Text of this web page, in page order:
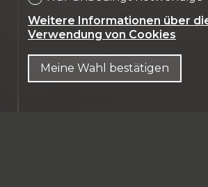
Marly
Weitere Informationen über
Verwendung von Cookies
Meine Wahl bestätigen